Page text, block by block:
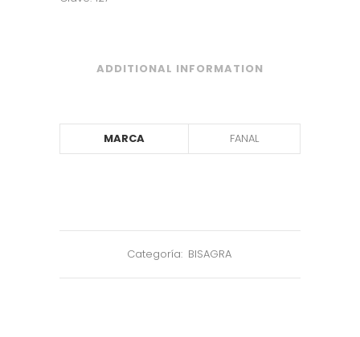
ADDITIONAL INFORMATION
MARCA FANAL
Categoría: BISAGRA